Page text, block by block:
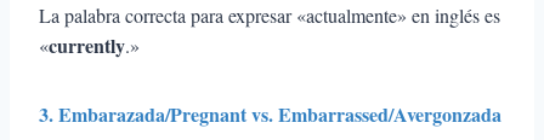
La palabra correcta para expresar «actualmente» en inglés es
«currently.»
3. Embarazada/Pregnant vs. Embarrassed/Avergonzada